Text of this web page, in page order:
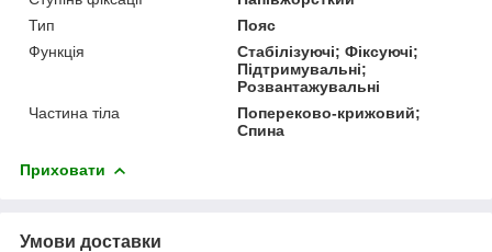
Тип
Пояс
Функція
Стабілізуючі; Фіксуючі;
Підтримувальні;
Розвантажувальні
Частина тіла
Попереково-крижовий;
Спина
Приховати
Умови доставки